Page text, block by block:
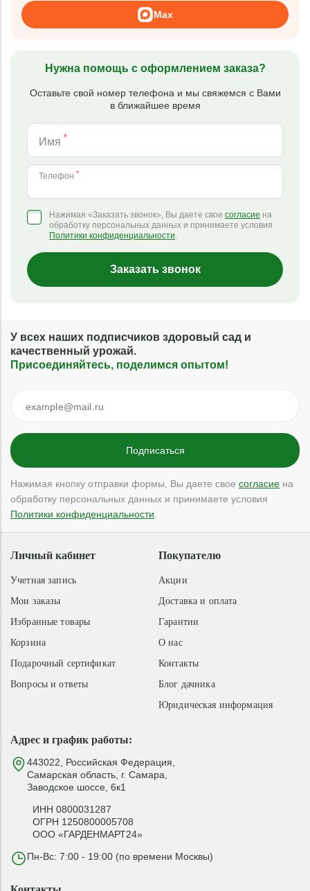
Max
Нужна помощь с оформлением заказа?
Оставьте свой номер телефона и мы свяжемся с Вами
в ближайшее время
Имя *
Телефон *
Нажимая «Заказать звонок», Вы даете свое согласие на
обработку персональных данных и принимаете условия
Политики конфиденциальности.
Заказать звонок
У всех наших подписчиков здоровый сад и
качественный урожай.
Присоединяйтесь, поделимся опытом!
Нажимая кнопку отправки формы, Вы даете свое согласие на
обработку персональных данных и принимаете условия
Политики конфиденциальности
Адрес и график работы:
443022, Российская Федерация,
Самарская область, г. Самара,
Заводское шоссе, 6к1
ИНН 0800031287
ОГРН 1250800005708
ООО «ГАРДЕНМАРТ24»
Пн-Вс: 7:00 - 19:00 (по времени Москвы)
Покупателю
Акции
Доставка и оплата
Гарантии
О нас
Контакты
Блог дачника
Юридическая информация
Личный кабинет
Учетная запись
Мои заказы
Избранные товары
Корзина
Подарочный сертификат
Вопросы и ответы